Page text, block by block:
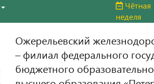
Чётная
неделя
Ожерельевский
– филиал федерального
бюджетного